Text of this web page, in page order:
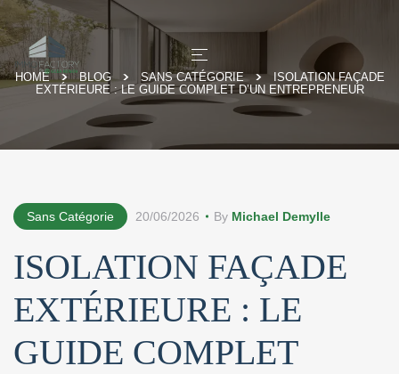
HOME BLOG SANS CATÉGORIE
ISOLATION FAÇADE
EXTÉRIEURE : LE GUIDE COMPLET D’UN ENTREPRENEUR
Sans Catégorie By Michael Demylle
20/06/2026
ISOLATION FAÇADE
EXTÉRIEURE : LE
GUIDE COMPLET